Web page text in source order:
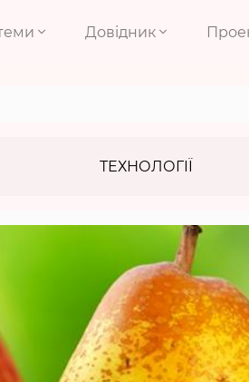
Довідник
ТЕХНОЛОГІЇ